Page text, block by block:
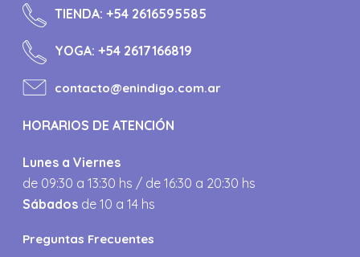
TIENDA:+54 2616595585
YOGA:+54 2617166819
contacto@enindigo.com.ar
HORARIOS DE ATENCIÓN
Lunes a Viernes
de 09:30 a 13:30 hs / de 16:30 a 20:30 hs
Sábados de 10 a 14 hs
Preguntas Frecuentes